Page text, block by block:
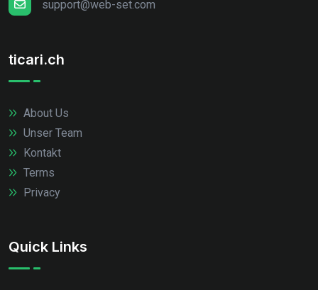
support@web-set.com
ticari.ch
About Us
Unser Team
Kontakt
Terms
Privacy
Quick Links